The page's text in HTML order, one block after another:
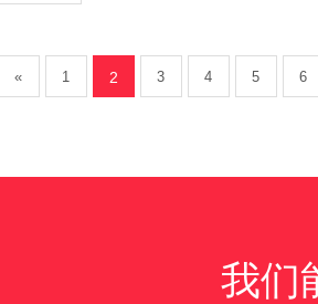
« 1 2 3 4 5 6
我们